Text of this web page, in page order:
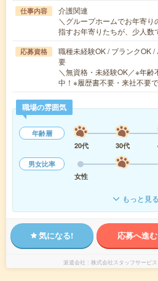
仕事内容
介護関連
＼グループホームでお年寄り
指すお年寄りたちが、少人
応募資格
職種未経験OK / ブランクOK
要
＼無資格・未経験OK／※年
中！※履歴書不要・来社不要
職場の雰囲気
年齢層
20代
30代
男女比率
女性
もっと見る
気になる! 応募へ進む
派遣会社 株式会社スタッフサービ